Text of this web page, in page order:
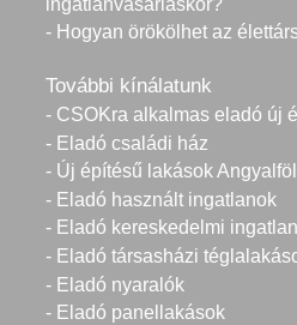
- Hogyan örökölhet az
További kínálatunk
- CSOKra alkalmas eladó új
- Eladó családi ház
- Új építésű lakások
- Eladó használt ingatlanok
- Eladó kereskedelmi
- Eladó társasházi
- Eladó nyaralók
- Eladó panellakások